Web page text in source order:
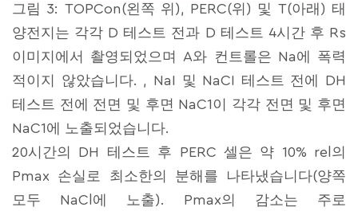
그림 3: TOPCon(왼쪽 위), PERC(위) 및 T(아래) 태
양전지는 각각 D 테스트 전과 D 테스트 4시간 후 Rs
이미지에서 촬영되었으며 A와 컨트롤은 Na에 폭력
적이지 않았습니다. , NaI 및 NaCI 테스트 전에 DH
테스트 전에 전면 및 후면 NaC1이 각각 전면 및 후면
NaC1에 노출되었습니다.
20시간의 DH 테스트 후 PERC 셀은 약 10% rel의
Pmax 손실로 최소한의 분해를 나타냈습니다(양쪽
모두 NaCl에 노출). Pmax의 감소는 주로